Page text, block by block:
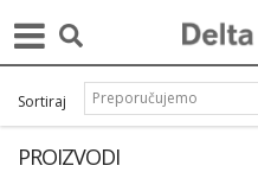
PROIZVODI
Sortiraj